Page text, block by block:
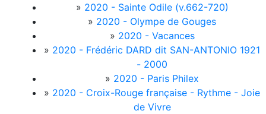
» 2020 - Sainte Odile (v.662-720)
» 2020 - Olympe de Gouges
» 2020 - Vacances
» 2020 - Frédéric DARD dit SAN-ANTONIO 1921
- 2000
» 2020 - Paris Philex
» 2020 - Croix-Rouge française - Rythme - Joie
de Vivre